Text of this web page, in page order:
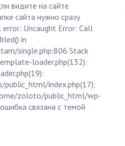
видите на сайте
сайта нужно сразу
Uncaught Error: Call
in
single.php:806 Stack
loader.php(132):
index.php(17):
zoloto/public_html/wp-
связана с темой